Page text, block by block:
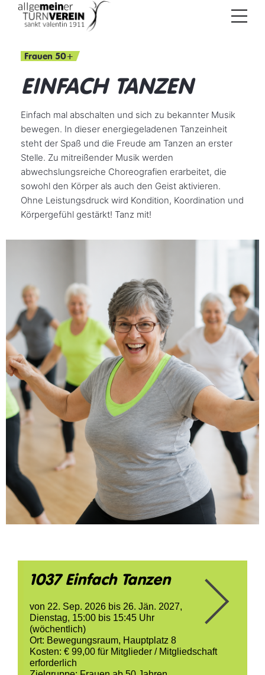
Frauen 50+
EINFACH TANZEN
Einfach mal abschalten und sich zu bekannter Musik
bewegen. In dieser energiegeladenen Tanzeinheit
steht der Spaß und die Freude am Tanzen an erster
Stelle. Zu mitreißender Musik werden
abwechslungsreiche Choreografien erarbeitet, die
sowohl den Körper als auch den Geist aktivieren.
Ohne Leistungsdruck wird Kondition, Koordination und
Körpergefühl gestärkt! Tanz mit!
1037 Einfach Tanzen
von 22. Sep. 2026 bis 26. Jän. 2027,
Dienstag, 15:00 bis 15:45 Uhr
(wöchentlich)
Ort: Bewegungsraum, Hauptplatz 8
Kosten: € 99,00 für Mitglieder / Mitgliedschaft
erforderlich